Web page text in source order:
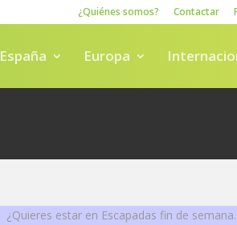
¿Quiénes somos? Contactar
España Europa
¿Quieres estar en Escapadas fin de semana.